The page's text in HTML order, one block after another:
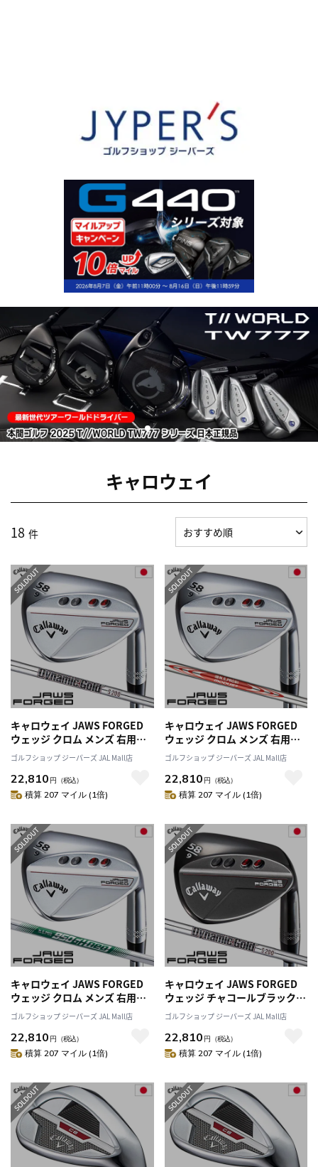
キャロウェイ
18 件
キャロウェイ JAWS FORGED
ウェッジ クロム メンズ 右用
Dynamic Goldバーガンディ ス
チールシャフト 日本正規品
2023年モデル
ゴルフショップ ジーパーズ JAL Mall店
22,810 円 （税込）
積算 207 マイル (1倍)
キャロウェイ JAWS FORGED
ウェッジ クロム メンズ 右用
N.S.PRO MODUS TOUR115 ス
チールシャフト 日本正規品
2023年モデル
ゴルフショップ ジーパーズ JAL Mall店
22,810 円 （税込）
積算 207 マイル (1倍)
キャロウェイ JAWS FORGED
ウェッジ クロム メンズ 右用
N.S.PRO 950GH neo スチール
シャフト 日本正規品 2023年モ
デル
ゴルフショップ ジーパーズ JAL Mall店
22,810 円 （税込）
積算 207 マイル (1倍)
キャロウェイ JAWS FORGED
ウェッジ チャコールブラック
メンズ 右用 Dynamic Goldバー
ガンディ スチールシャフト 日
本正規品 2023年モデル
ゴルフショップ ジーパーズ JAL Mall店
22,810 円 （税込）
積算 207 マイル (1倍)